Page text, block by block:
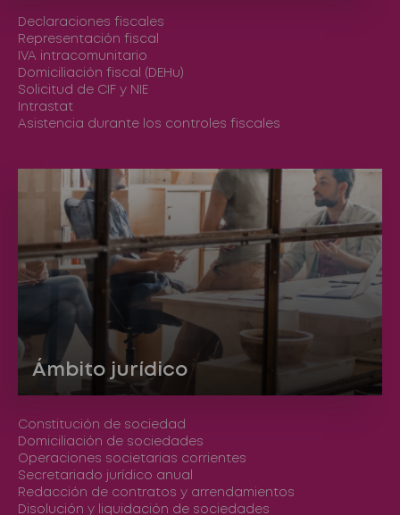
Declaraciones fiscales
Representación fiscal
IVA intracomunitario
Domiciliación fiscal (DEHu)
Solicitud de CIF y NIE
Intrastat
Asistencia durante los controles fiscales
Ámbito jurídico
Constitución de sociedad
Domiciliación de sociedades
Operaciones societarias corrientes
Secretariado jurídico anual
Redacción de contratos y arrendamientos
Disolución y liquidación de sociedades